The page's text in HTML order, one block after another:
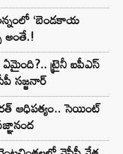
‘బెండకాయ
అంతే.!
ఏమైంది?.. ట్రైనీ ఐపీఎస్
సజ్జనార్‌
ఆధిపత్యం.. సెయింట్